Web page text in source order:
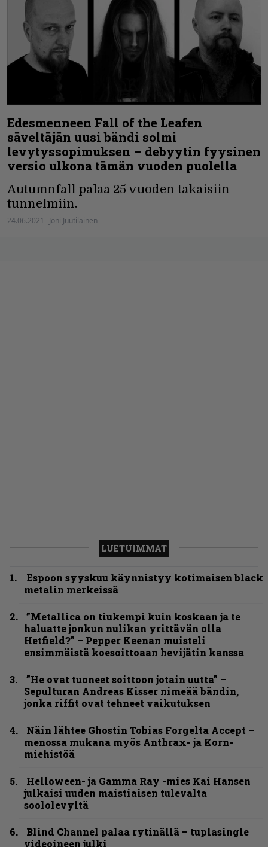
Edesmenneen Fall of the Leafen
säveltäjän uusi bändi solmi
levytyssopimuksen – debyytin fyysinen
versio ulkona tämän vuoden puolella
Autumnfall palaa 25 vuoden takaisiin
tunnelmiin.
24.06.2021 Joni Juutilainen
LUETUIMMAT
Espoon syyskuu käynnistyy kotimaisen black
metalin merkeissä
”Metallica on tiukempi kuin koskaan ja te
haluatte jonkun nulikan yrittävän olla
Hetfield?” – Pepper Keenan muisteli
ensimmäistä koesoittoaan hevijätin kanssa
”He ovat tuoneet soittoon jotain uutta” –
Sepulturan Andreas Kisser nimeää bändin,
jonka riffit ovat tehneet vaikutuksen
Näin lähtee Ghostin Tobias Forgelta Accept –
menossa mukana myös Anthrax- ja Korn-
miehistöä
Helloween- ja Gamma Ray -mies Kai Hansen
julkaisi uuden maistiaisen tulevalta
soololevyltä
Blind Channel palaa rytinällä – tuplasingle
videoineen julki